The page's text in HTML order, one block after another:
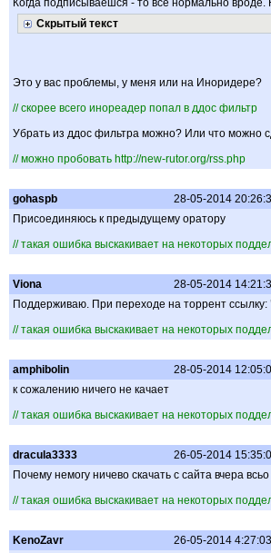
Когда подписываешся - то все нормально
Скрытый текст
Это у вас проблемы, у меня или на Иноридере?
// скорее всего инореадер попал в ддос фильтр
Убрать из ддос фильтра можно? Или что можно
// можно пробовать http://new-rutor.org/rss.php
gohaspb
28-05-2014
Присоединяюсь к предыдущему оратору
// такая ошибка выскакивает на некоторых
Viona
28-05-2014
Поддерживаю. При переходе на торрент ссылку:
// такая ошибка выскакивает на некоторых
amphibolin
28-05-2014
к сожалению ничего не качает
// такая ошибка выскакивает на некоторых
dracula3333
26-05-2014
Почему немогу ничево скачать с сайта вчера
// такая ошибка выскакивает на некоторых
KenoZavr
26-05-2014